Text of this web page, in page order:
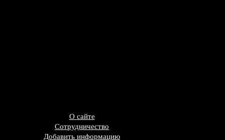
О сайте
Сотрудничество
Добавить информацию